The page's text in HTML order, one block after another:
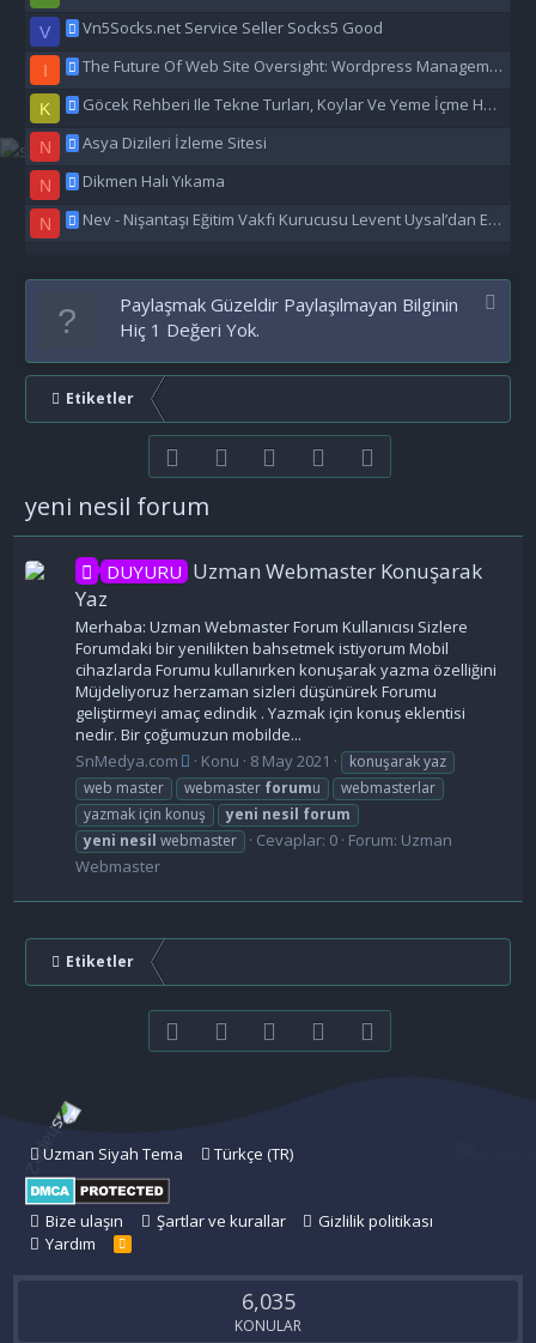
V Vn5Socks.net Service Seller Socks5 Good
I The Future Of Web Site Oversight: Wordpress Management Aı
K Göcek Rehberi Ile Tekne Turları, Koylar Ve Yeme İçme Hakkında Eşsiz Bilgiler
N Asya Dizileri İzleme Sitesi
N Dikmen Halı Yıkama
N Nev - Nişantaşı Eğitim Vakfı Kurucusu Levent Uysal’dan Eğitime Büyük Destek
Paylaşmak Güzeldir Paylaşılmayan Bilginin
Hiç 1 Değeri Yok.
Etiketler
FacebookTwitter youtubeBize ulaşın
yeni nesil forum
DUYURU Uzman Webmaster Konuşarak
Yaz
Merhaba: Uzman Webmaster Forum Kullanıcısı Sizlere
Forumdaki bir yenilikten bahsetmek istiyorum Mobil
cihazlarda Forumu kullanırken konuşarak yazma özelliğini
Müjdeliyoruz herzaman sizleri düşünürek Forumu
geliştirmeyi amaç edindik . Yazmak için konuş eklentisi
nedir. Bir çoğumuzun mobilde...
SnMedya.com
Konu 8 May 2021
konuşarak yaz
web master
webmaster forumu
webmasterlar
yazmak için konuş
yeni nesil forum
yeni nesil webmaster Cevaplar: 0 Forum: Uzman
Webmaster
Etiketler
FacebookTwitter youtubeBize ulaşın
Uzman Siyah Tema Türkçe (TR)
Bize ulaşın Şartlar ve kurallar
Gizlilik politikası
Yardım
R
S
6,035
KONULAR